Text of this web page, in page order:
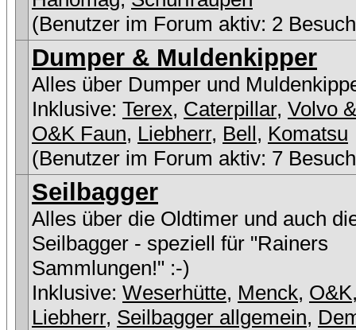
(Benutzer im Forum aktiv: 2
Dumper & Muldenkipper
Alles über Dumper und
Inklusive: Terex, Caterpillar, Volvo
O&K Faun, Liebherr, Bell, Komatsu
(Benutzer im Forum aktiv: 7
Seilbagger
Alles über die Oldtimer und auch
Seilbagger - speziell für "Rainers
Sammlungen!" :-)
Inklusive: Weserhütte, Menck, O&K
Liebherr, Seilbagger allgemein,